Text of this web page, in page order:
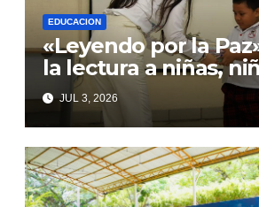
EDUCACION
«Leyendo por la
la lectura a niñas,
adolescentes con
JUL 3, 2026